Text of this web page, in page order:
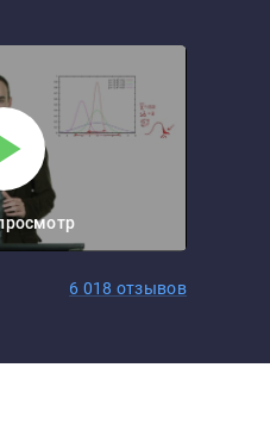
6 018 отзывов